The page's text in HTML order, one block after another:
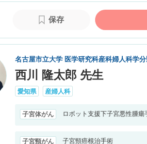
保存
名古屋市立大学 医学研究科産科婦人科学
西川 隆太郎 先生
愛知県 産婦人科
子宮体がん ロボット支援下子宮悪性腫瘍
子宮頸がん 子宮頸癌根治手術